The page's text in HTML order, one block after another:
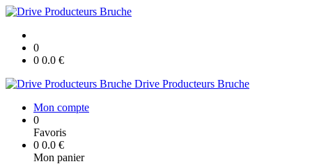
0
0 0.0 €
Drive Producteurs Bruche
Mon compte
0
Favoris
0 0.0 €
Mon panier